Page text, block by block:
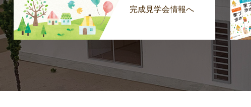
完成見学会情報へ